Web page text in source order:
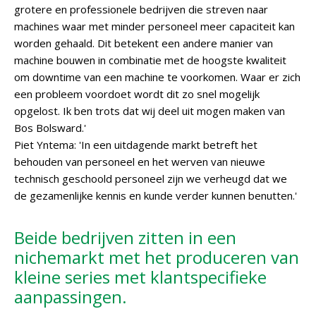
grotere en professionele bedrijven die streven naar
machines waar met minder personeel meer capaciteit kan
worden gehaald. Dit betekent een andere manier van
machine bouwen in combinatie met de hoogste kwaliteit
om downtime van een machine te voorkomen. Waar er zich
een probleem voordoet wordt dit zo snel mogelijk
opgelost. Ik ben trots dat wij deel uit mogen maken van
Bos Bolsward.'
Piet Yntema: 'In een uitdagende markt betreft het
behouden van personeel en het werven van nieuwe
technisch geschoold personeel zijn we verheugd dat we
de gezamenlijke kennis en kunde verder kunnen benutten.'
Beide bedrijven zitten in een
nichemarkt met het produceren van
kleine series met klantspecifieke
aanpassingen.